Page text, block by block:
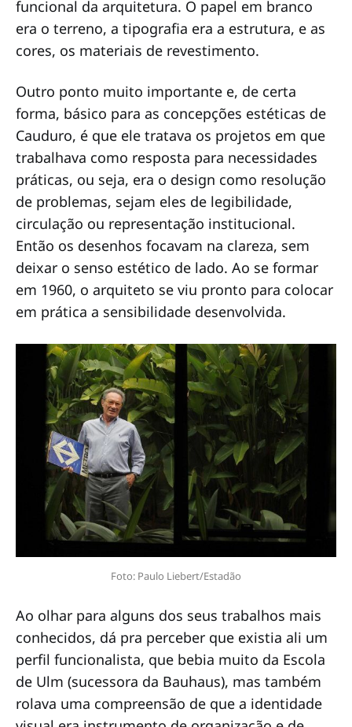
funcional da arquitetura. O papel em branco
era o terreno, a tipografia era a estrutura, e as
cores, os materiais de revestimento.
Outro ponto muito importante e, de certa
forma, básico para as concepções estéticas de
Cauduro, é que ele tratava os projetos em que
trabalhava como resposta para necessidades
práticas, ou seja, era o design como resolução
de problemas, sejam eles de legibilidade,
circulação ou representação institucional.
Então os desenhos focavam na clareza, sem
deixar o senso estético de lado. Ao se formar
em 1960, o arquiteto se viu pronto para colocar
em prática a sensibilidade desenvolvida.
Foto: Paulo Liebert/Estadão
Ao olhar para alguns dos seus trabalhos mais
conhecidos, dá pra perceber que existia ali um
perfil funcionalista, que bebia muito da Escola
de Ulm (sucessora da Bauhaus), mas também
rolava uma compreensão de que a identidade